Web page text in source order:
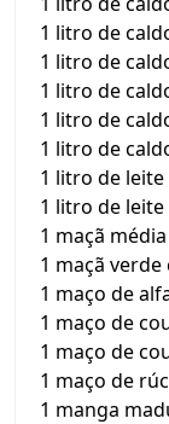
1 litro de
1 litro de
1 litro de
1 litro de
1 litro de
1 litro de
1 litro de
1 maçã
1 maçã
1 maço de
1 maço de
1 maço de
1 maço de
1 manga